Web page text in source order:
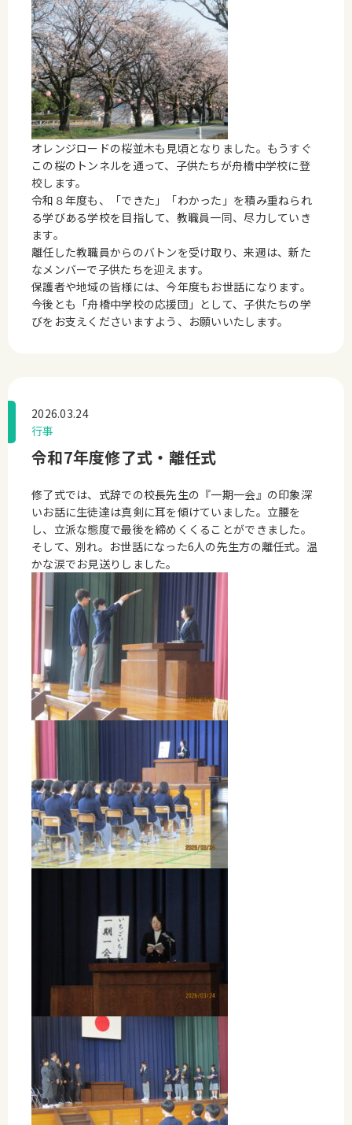
オレンジロードの桜並木も見頃となりました。もうすぐ
この桜のトンネルを通って、子供たちが舟橋中学校に登
校します。
令和８年度も、「できた」「わかった」を積み重ねられ
る学びある学校を目指して、教職員一同、尽力していき
ます。
離任した教職員からのバトンを受け取り、来週は、新た
なメンバーで子供たちを迎えます。
保護者や地域の皆様には、今年度もお世話になります。
今後とも「舟橋中学校の応援団」として、子供たちの学
びをお支えくださいますよう、お願いいたします。
2026.03.24
行事
令和7年度修了式・離任式
修了式では、式辞での校長先生の『一期一会』の印象深
いお話に生徒達は真剣に耳を傾けていました。立腰を
し、立派な態度で最後を締めくくることができました。
そして、別れ。お世話になった6人の先生方の離任式。温
かな涙でお見送りしました。